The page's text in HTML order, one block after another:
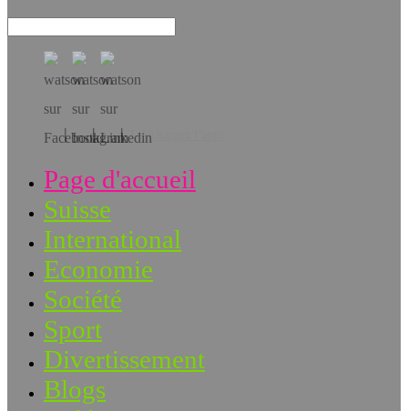
Téléchargez l’app!
Page d'accueil
Suisse
International
Economie
Société
Sport
Divertissement
Blogs